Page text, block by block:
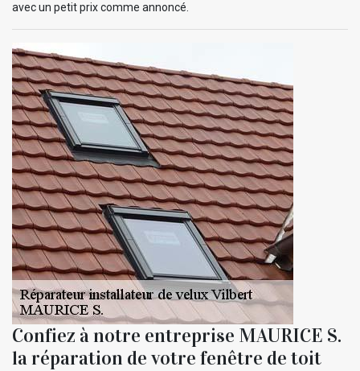
avec un petit prix comme annoncé.
Confiez à notre entreprise MAURICE S.
la réparation de votre fenêtre de toit